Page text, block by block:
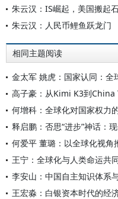
朱云汉：IS崛起，美国搬起
朱云汉：人民币鲤鱼跃龙门
相同主题阅读
金太军 姚虎：国家认同：全
高子豪：从Kimi K3到China
何增科：全球化对国家权力
释启鹏：否思“进步”神话：
王宁：全球化与人类命运共
李安山：中国自主知识体
王宏淼：白银资本时代的经